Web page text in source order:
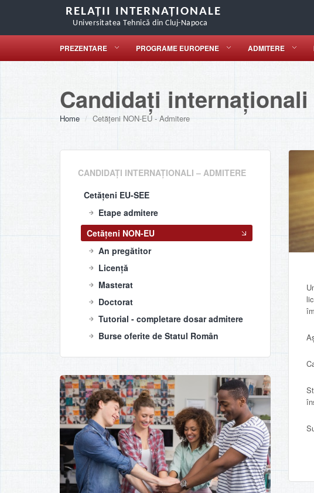
RELAȚII INTERNAȚIONALE
Universitatea Tehnică din Cluj-Napoca
PREZENTARE PROGRAME EUROPENE ADMITERE
Candidați
Home Cetățeni NON-EU - Admitere
CANDIDAȚI INTERNAȚIONALI – ADMITERE
Cetățeni EU-SEE
Etape admitere
Cetățeni NON-EU
An pregătitor
Licență
Masterat
Doctorat
Tutorial - completare dosar admitere
Burse oferite de Statul Român